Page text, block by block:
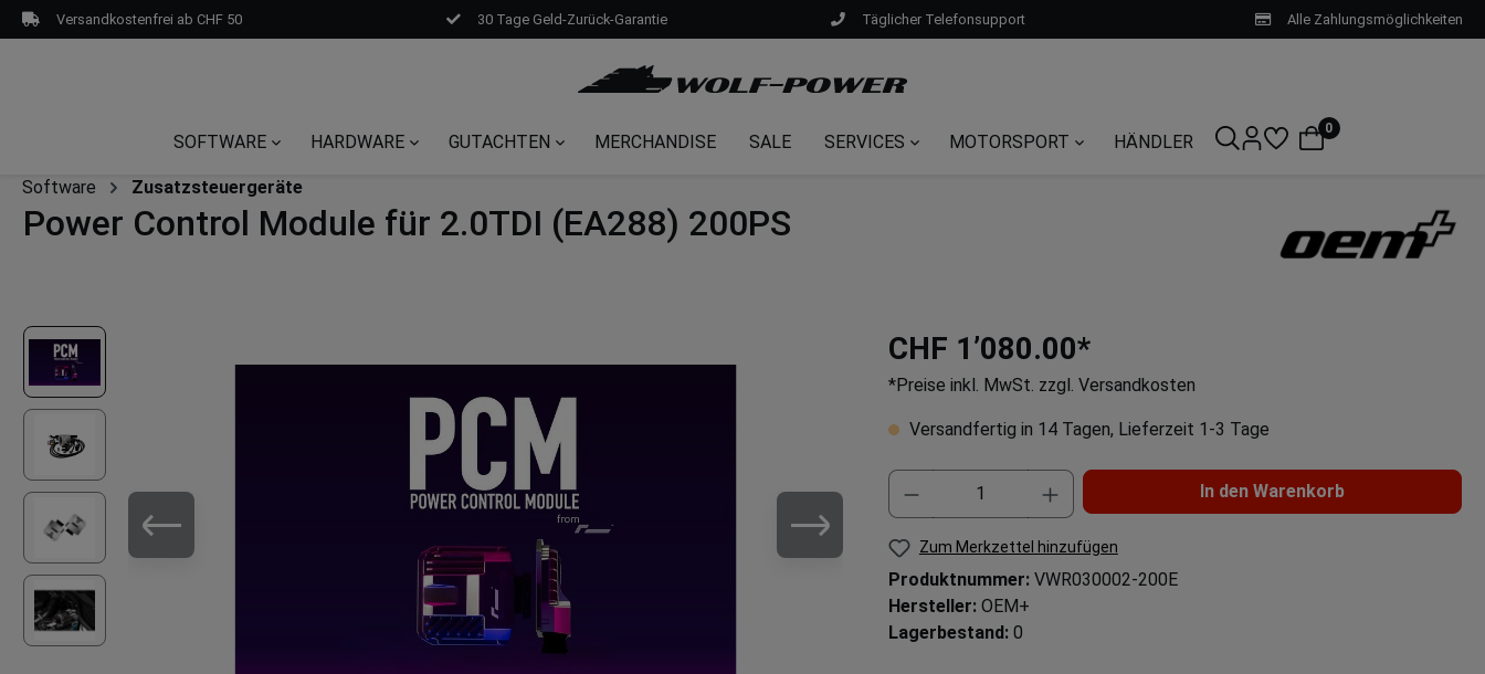
Versandkostenfrei ab CHF 50 30 Tage Geld-Zurück-Garantie Täglicher Telefonsupport Alle Zahlungsmöglichkeiten
SOFTWARE HARDWARE GUTACHTEN MERCHANDISE SALE SERVICES MOTORSPORT HÄNDLER
0
Software Zusatzsteuergeräte
Power Control Module für 2.0TDI (EA288) 200PS
CHF 1’080.00*
*Preise inkl. MwSt. zzgl. Versandkosten
Versandfertig in 14 Tagen, Lieferzeit 1-3 Tage
In den Warenkorb
Zum Merkzettel hinzufügen
Produktnummer: VWR030002-200E
Hersteller: OEM+
Lagerbestand: 0